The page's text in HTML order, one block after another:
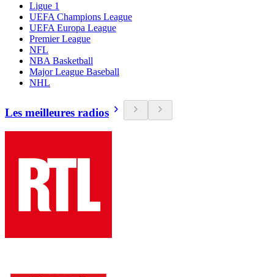
Ligue 1
UEFA Champions League
UEFA Europa League
Premier League
NFL
NBA Basketball
Major League Baseball
NHL
Les meilleures radios